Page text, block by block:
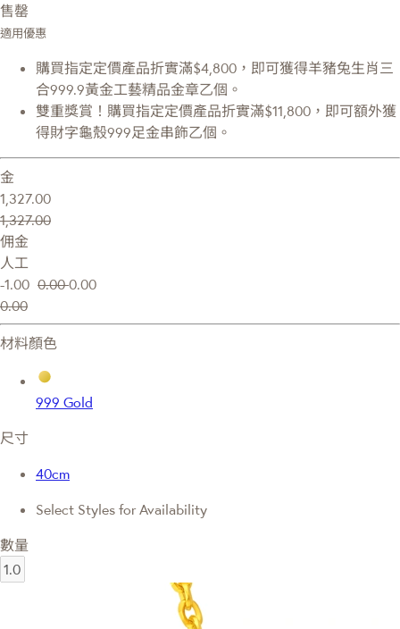
售罄
適用優惠
購買指定定價產品折實滿$4,800，即可獲得羊豬兔生肖三
合999.9黃金工藝精品金章乙個。
雙重獎賞！購買指定定價產品折實滿$11,800，即可額外獲
得財字龜殼999足金串飾乙個。
金
1,327.00
1,327.00
佣金
人工
-1.00 0.000.00
0.00
材料顏色
999 Gold
尺寸
40cm
Select Styles for Availability
數量